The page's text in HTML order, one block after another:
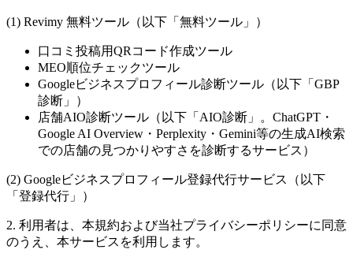
(1) Revimy 無料ツール（以下「無料ツール」）
口コミ投稿用QRコード作成ツール
MEO順位チェックツール
Googleビジネスプロフィール診断ツール（以下「GBP
診断」）
店舗AIO診断ツール（以下「AIO診断」。ChatGPT・
Google AI Overview・Perplexity・Gemini等の生成AI検索
での店舗の見つかりやすさを診断するサービス）
(2) Googleビジネスプロフィール登録代行サービス（以下
「登録代行」）
2. 利用者は、本規約および当社プライバシーポリシーに同意
のうえ、本サービスを利用します。